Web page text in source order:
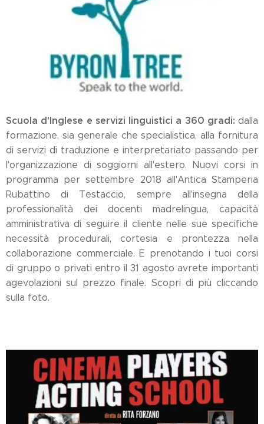
Scuola d'Inglese e servizi linguistici a 360 gradi: dalla
formazione, sia generale che specialistica, alla fornitura
di servizi di traduzione e interpretariato passando per
l'organizzazione di soggiorni all'estero. Nuovi corsi in
programma per settembre 2018 all'Antica Stamperia
Rubattino di Testaccio, sempre all'insegna della
professionalità dei docenti madrelingua, capacità
amministrativa di seguire il cliente nelle sue specifiche
necessità procedurali, cortesia e prontezza nella
collaborazione commerciale. E prenotando i tuoi corsi
di gruppo o privati entro il 31 agosto avrete importanti
agevolazioni sul prezzo finale. Scopri di più cliccando
sulla foto.